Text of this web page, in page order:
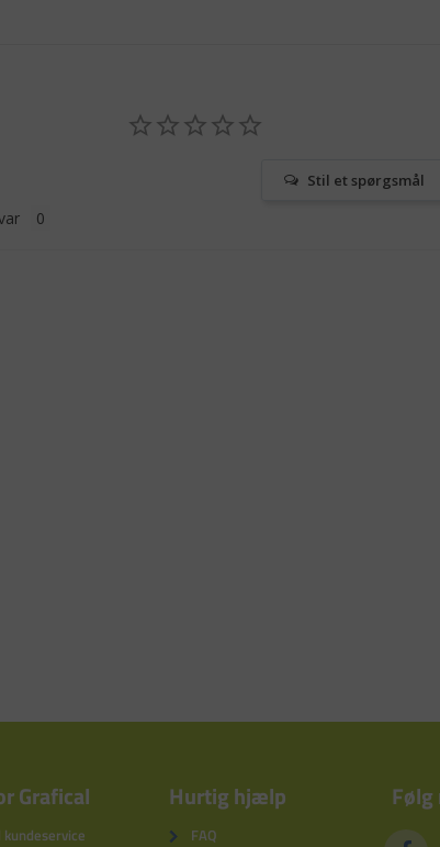
Stil et spørgsmål
Grafical
kundeservice
Hurtig hjælp
FAQ
Følg